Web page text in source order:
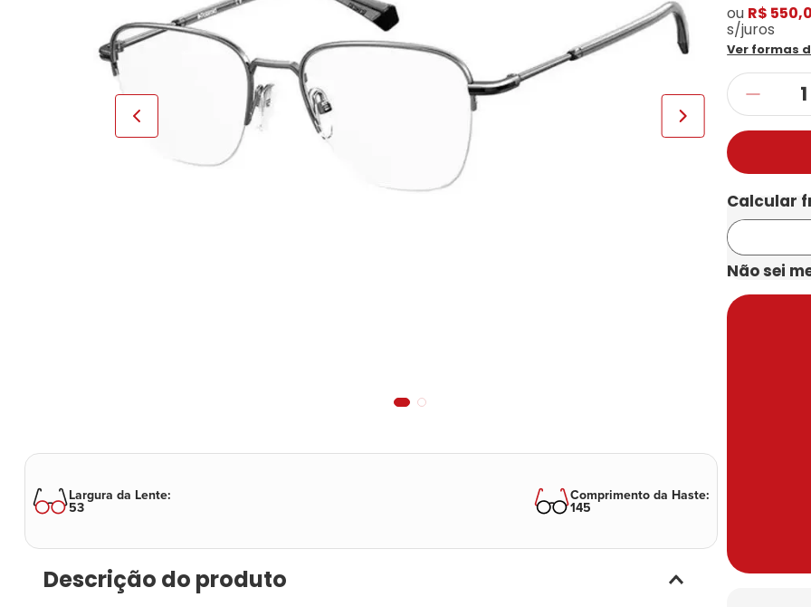
Largura da Lente:
53
Comprimento da Haste:
145
Descrição do produto
ou R$
s/juros
Ver formas
Não sei